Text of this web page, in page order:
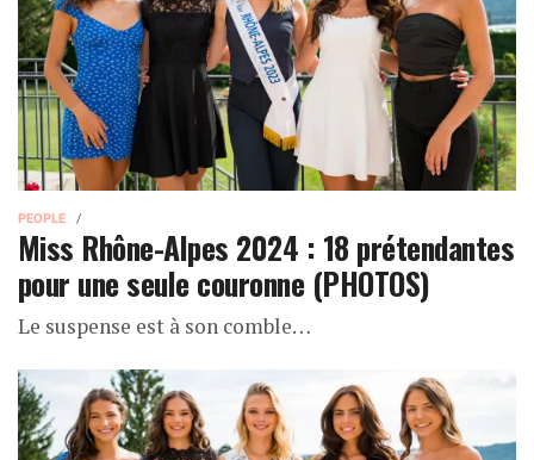
PEOPLE
Miss Rhône-Alpes 2024 : 18 prétendantes
pour une seule couronne (PHOTOS)
Le suspense est à son comble…